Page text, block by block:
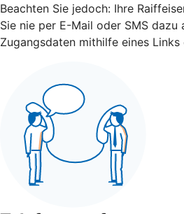
Beachten Sie jedoch: Ihre
Sie nie per E-Mail oder SMS dazu
Zugangsdaten mithilfe eines Links